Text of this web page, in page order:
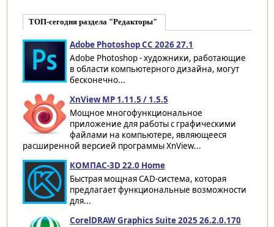
ТОП-сегодня раздела "Редакторы"
Adobe Photoshop CC 2026 27.1
Adobe Photoshop - художники, работающие
в области компьютерного дизайна, могут
бесконечно...
XnView MP 1.11.5 / 1.5.5
Мощное многофункциональное
приложение для работы с графическими
файлами на компьютере, являющееся
расширенной версией программы XnView...
КОМПАС-3D 22.0 Home
Быстрая мощная CAD-система, которая
предлагает функциональные возможности
для...
CorelDRAW Graphics Suite 2025 26.2.0.170